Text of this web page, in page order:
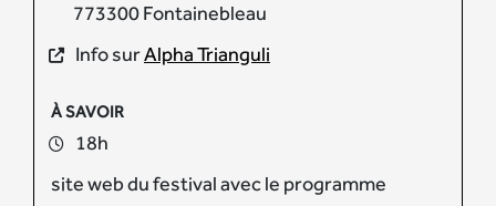
773300 Fontainebleau
Info surAlpha Trianguli
À SAVOIR
18h
site web du festival avec le programme